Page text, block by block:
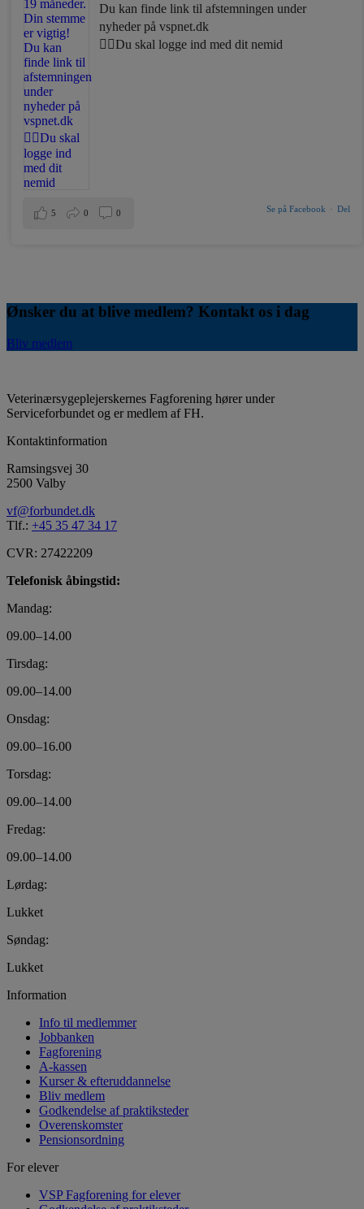
Du kan finde link til afstemningen under
nyheder på vspnet.dk
☝🏼Du skal logge ind med dit nemid
Se på Facebook · Del
5 0 0
Ønsker du at blive medlem? Kontakt os i dag
Bliv medlem
Veterinærsygeplejerskernes Fagforening hører under
Serviceforbundet og er medlem af FH.
Kontaktinformation
Ramsingsvej 30
2500 Valby
vf@forbundet.dk
Tlf.: +45 35 47 34 17
CVR: 27422209
Telefonisk åbingstid:
Mandag:
09.00–14.00
Tirsdag:
09.00–14.00
Onsdag:
09.00–16.00
Torsdag:
09.00–14.00
Fredag:
09.00–14.00
Lørdag:
Lukket
Søndag:
Lukket
Information
Info til medlemmer
Jobbanken
Fagforening
A-kassen
Kurser & efteruddannelse
Bliv medlem
Godkendelse af praktiksteder
Overenskomster
Pensionsordning
For elever
VSP Fagforening for elever